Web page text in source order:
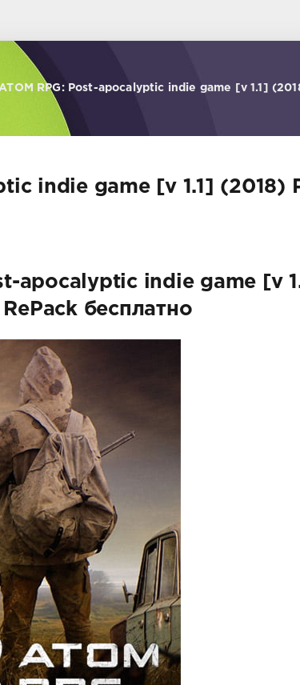
ATOM RPG: Post-apocalyptic indie game [v 1.1]
indie game [v 1.1] (2018)
apocalyptic indie game [v
бесплатно